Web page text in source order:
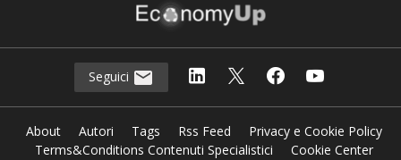
Seguici
About Autori Tags Rss Feed
Privacy e Cookie Policy
Terms&Conditions Contenuti Specialistici
Cookie Center